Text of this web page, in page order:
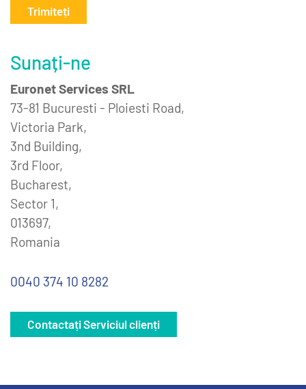
Trimiteți
Sunați-ne
Euronet Services SRL
73-81 Bucuresti - Ploiesti Road,
Victoria Park,
3nd Building,
3rd Floor,
Bucharest,
Sector 1,
013697,
Romania
0040 374 10 8282
Contactați Serviciul clienți